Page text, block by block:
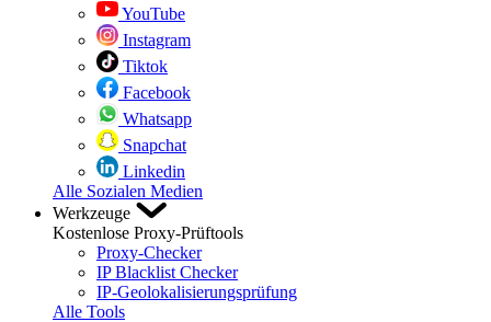
YouTube
Instagram
Tiktok
Facebook
Whatsapp
Snapchat
Linkedin
Alle Sozialen Medien
Werkzeuge
Kostenlose Proxy-Prüftools
Proxy-Checker
IP Blacklist Checker
IP-Geolokalisierungsprüfung
Alle Tools